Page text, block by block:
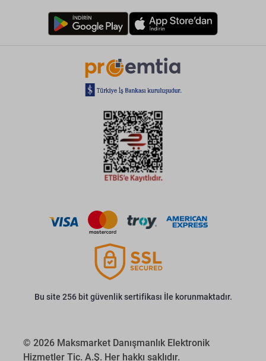
Bu site 256 bit güvenlik sertifikası İle korunmaktadır.
© 2026 Maksmarket Danışmanlık Elektronik
Hizmetler Tic. A.Ş. Her hakkı saklıdır.